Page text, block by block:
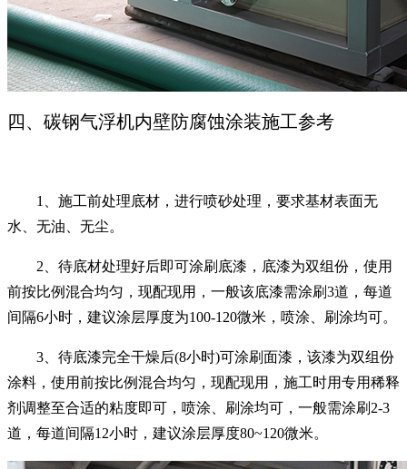
四、碳钢气浮机内壁防腐蚀涂装施工参考
1、施工前处理底材，进行喷砂处理，要求基材表面无
水、无油、无尘。
2、待底材处理好后即可涂刷底漆，底漆为双组份，使用
前按比例混合均匀，现配现用，一般该底漆需涂刷3道，每道
间隔6小时，建议涂层厚度为100-120微米，喷涂、刷涂均可。
3、待底漆完全干燥后(8小时)可涂刷面漆，该漆为双组份
涂料，使用前按比例混合均匀，现配现用，施工时用专用稀释
剂调整至合适的粘度即可，喷涂、刷涂均可，一般需涂刷2-3
道，每道间隔12小时，建议涂层厚度80~120微米。